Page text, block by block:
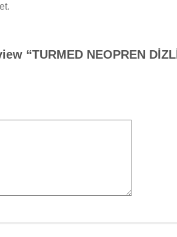
“TURMED NEOPREN